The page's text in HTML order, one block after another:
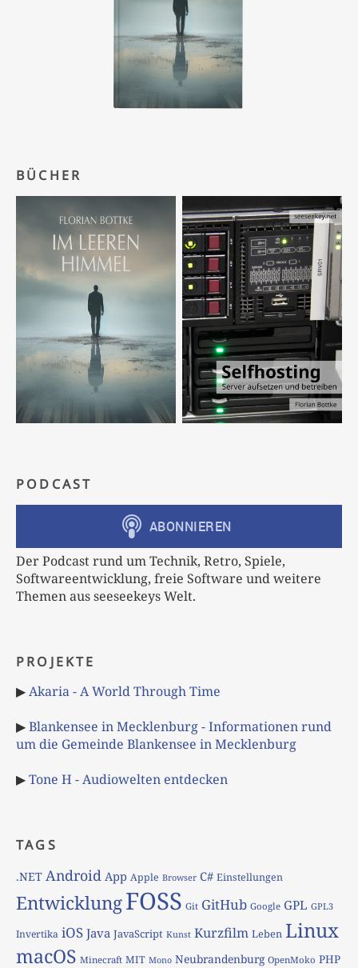
BÜCHER
PODCAST
Der Podcast rund um Technik, Retro, Spiele,
Softwareentwicklung, freie Software und weitere
Themen aus seeseekeys Welt.
PROJEKTE
▶Akaria - A World Through Time
▶Blankensee in Mecklenburg - Informationen rund
um die Gemeinde Blankensee in Mecklenburg
▶Tone H - Audiowelten entdecken
TAGS
.NET Android App Apple Browser C# Einstellungen
EntwicklungFOSS Git GitHub Google GPL GPL3
Invertika iOS Java JavaScript Kunst Kurzfilm Leben Linux
macOS Minecraft MIT Mono Neubrandenburg OpenMoko PHP